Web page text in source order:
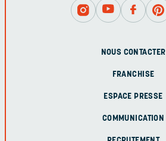
NOUS CONTACTER
FRANCHISE
ESPACE PRESSE
COMMUNICATION